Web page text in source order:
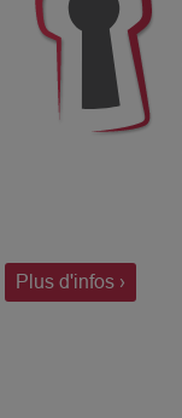
Plus d'infos ›